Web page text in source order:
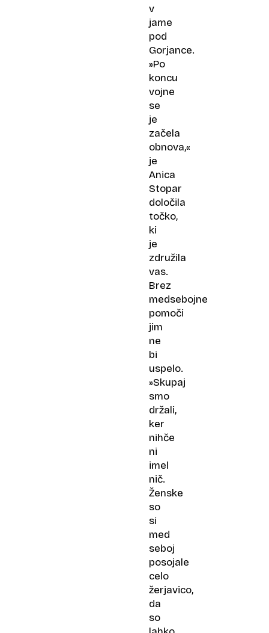
v
jame
pod
Gorjance.
»Po
koncu
vojne
se
je
začela
obnova,«
je
Anica
Stopar
določila
točko,
ki
je
združila
vas.
Brez
medsebojne
pomoči
jim
ne
bi
uspelo.
»Skupaj
smo
držali,
ker
nihče
ni
imel
nič.
Ženske
so
si
med
seboj
posojale
celo
žerjavico,
da
so